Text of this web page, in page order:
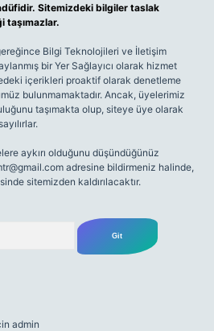
Sitemizdeki bilgiler taslak
taşımazlar.
Bilgi Teknolojileri ve İletişim
bir Yer Sağlayıcı olarak hizmet
içerikleri proaktif olarak denetleme
bulunmamaktadır. Ancak, üyelerimiz
taşımakta olup, siteye üye olarak
aykırı olduğunu düşündüğünüz
adresine bildirmeniz halinde,
sitemizden kaldırılacaktır.
admin